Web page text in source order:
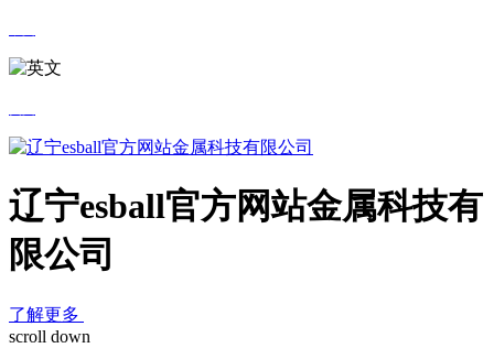
辽宁esball官方网站金属科技有
限公司
了解更多
scroll down